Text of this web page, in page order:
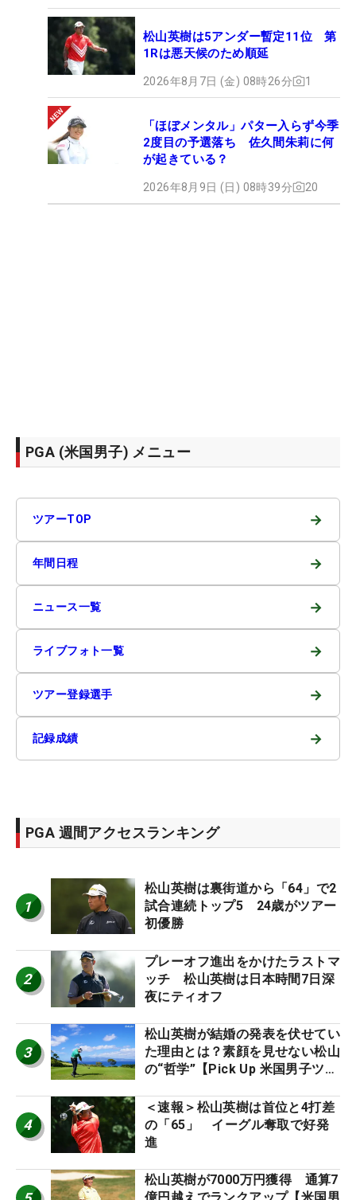
松山英樹は5アンダー暫定11位 第
1Rは悪天候のため順延
2026年8月7日 (金) 08時26分 1
「ほぼメンタル」パター入らず今季
2度目の予選落ち 佐久間朱莉に何
が起きている？
2026年8月9日 (日) 08時39分 20
PGA (米国男子) メニュー
ツアーTOP →
年間日程 →
ニュース一覧 →
ライブフォト一覧 →
ツアー登録選手 →
記録成績 →
PGA 週間アクセスランキング
1
松山英樹は裏街道から「64」で2
試合連続トップ5 24歳がツアー
初優勝
2
プレーオフ進出をかけたラストマ
ッチ 松山英樹は日本時間7日深
夜にティオフ
3
松山英樹が結婚の発表を伏せてい
た理由とは？素顔を見せない松山
の“哲学”【Pick Up 米国男子ツア
4
＜速報＞松山英樹は首位と4打差
の「65」 イーグル奪取で好発
進
松山英樹が7000万円獲得 通算7